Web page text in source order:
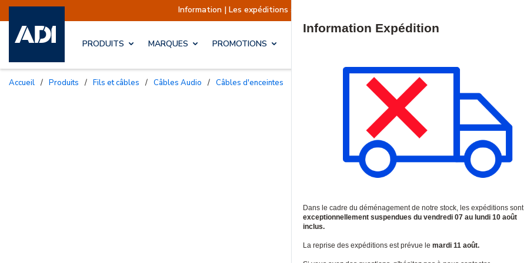
Information | Les expéditions sont actuellement suspendues Reprise prévue le mardi
PRODUITS MARQUES PROMOTIONS
Accueil / Produits / Fils et câbles / Câbles Audio / Câbles d'enceintes